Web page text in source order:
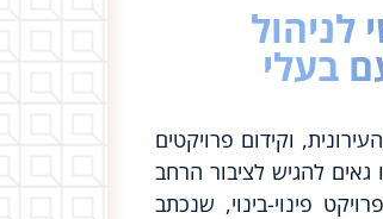
בעלי
וקידום פרויקטים
אנו גאים להגיש לציבור הרחב
פינוי-בינוי, שנכתב